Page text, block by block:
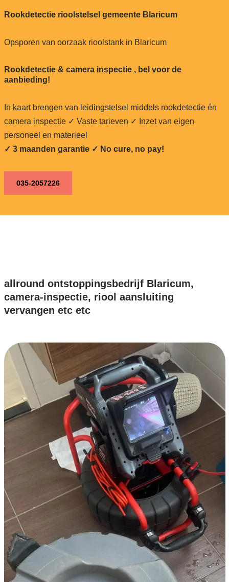
Rookdetectie rioolstelsel gemeente Blaricum
Opsporen van oorzaak rioolstank in Blaricum
Rookdetectie & camera inspectie , bel voor de
aanbieding!
In kaart brengen van leidingstelsel middels rookdetectie én
camera inspectie ✓ Vaste tarieven ✓ Inzet van eigen
personeel en materieel
✓ 3 maanden garantie ✓ No cure, no pay!
035-2057226
allround ontstoppingsbedrijf Blaricum,
camera-inspectie, riool aansluiting
vervangen etc etc